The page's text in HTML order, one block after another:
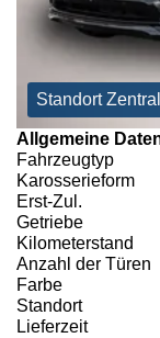
Standort
Allgemeine
Fahrzeugtyp
Karosserieform
Erst-Zul.
Getriebe
Kilometerstand
Anzahl der Türen
Farbe
Standort
Lieferzeit